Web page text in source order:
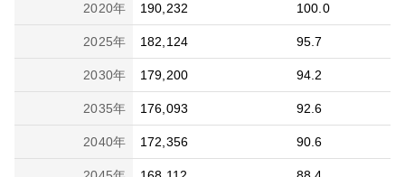
2020年 190,232 100.0
2025年 182,124 95.7
2030年 179,200 94.2
2035年 176,093 92.6
2040年 172,356 90.6